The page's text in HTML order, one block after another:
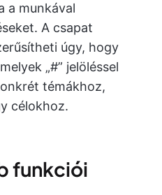
a munkával
A csapat
úgy, hogy
„#” jelöléssel
témákhoz,
célokhoz.
funkciói